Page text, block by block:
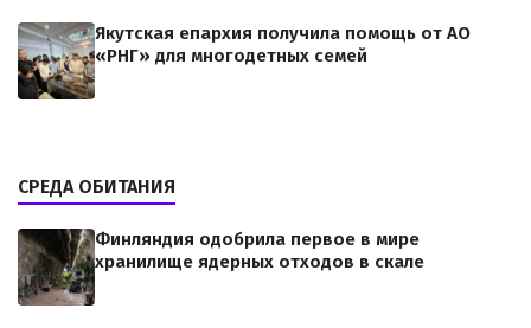
Якутская епархия получила помощь от АО
«РНГ» для многодетных семей
СРЕДА ОБИТАНИЯ
Финляндия одобрила первое в мире
хранилище ядерных отходов в скале